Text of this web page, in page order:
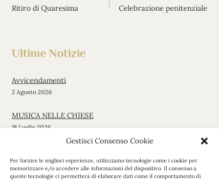
Gestisci Consenso Cookie
Per fornire le migliori esperienze, utilizziamo tecnologie come i cookie per
memorizzare e/o accedere alle informazioni del dispositivo. Il consenso a
queste tecnologie ci permetterà di elaborare dati come il comportamento di
articoli
Ritiro di Quaresima Celebrazione penitenziale
Ultime Notizie
Avvicendamenti
2 Agosto 2026
MUSICA NELLE CHIESE
18 Luglio 2026
12 Giugno 2026